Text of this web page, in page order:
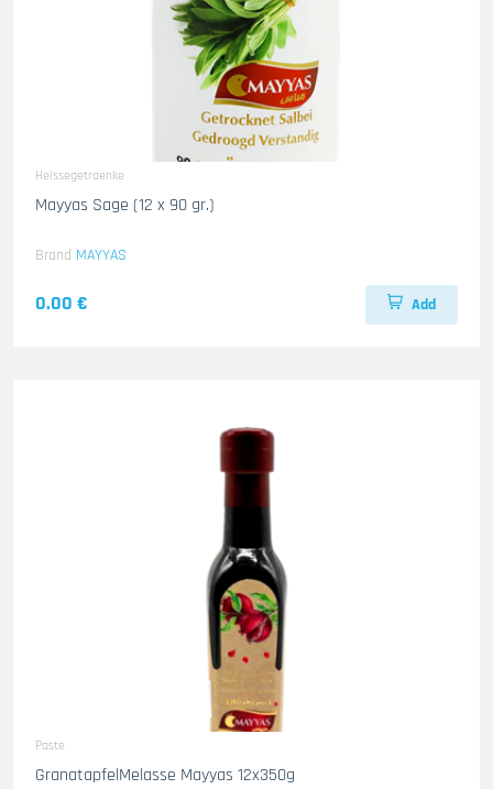
Heissegetraenke
Mayyas Sage (12 x 90 gr.)
Brand MAYYAS
0.00 € Add
Paste
GranatapfelMelasse Mayyas 12x350g